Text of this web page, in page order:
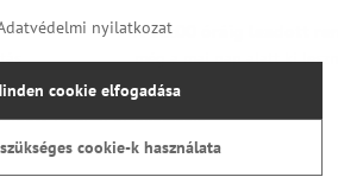
A 12:00 óráig leadott
még a mai nap alatt ki
vásárlói értékelések.
nyilatkozat
cookie elfogadása
cookie-k használata